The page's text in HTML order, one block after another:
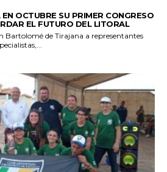
OCTUBRE SU PRIMER CONGRESO
EL FUTURO DEL LITORAL
Bartolomé de Tirajana a representantes